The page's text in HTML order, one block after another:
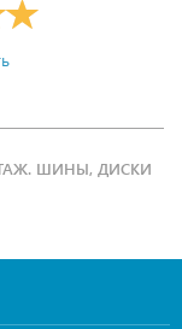
ШИНЫ, ДИСКИ